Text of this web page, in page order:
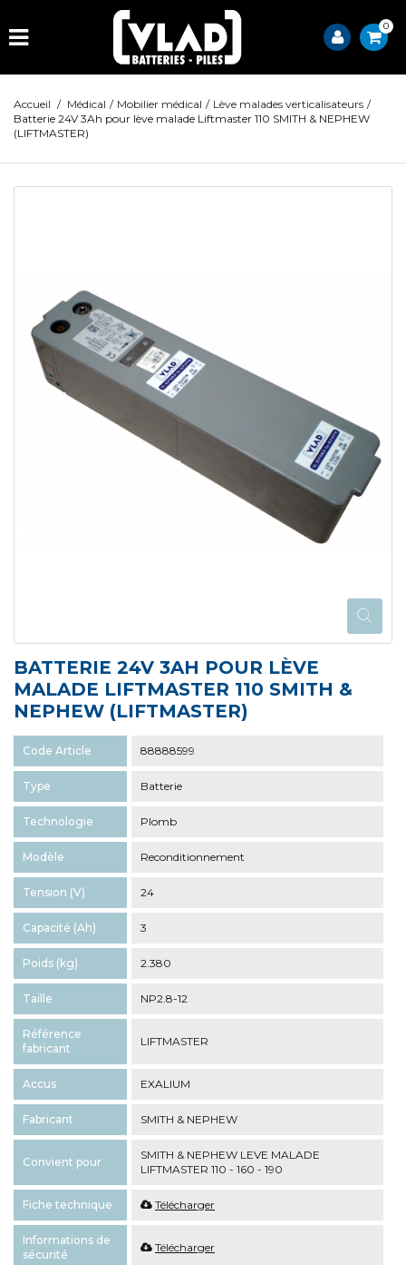
0
Accueil / Médical / Mobilier médical / Lève malades verticalisateurs /
Batterie 24V 3Ah pour lève malade Liftmaster 110 SMITH & NEPHEW
(LIFTMASTER)
BATTERIE 24V 3AH POUR LÈVE
MALADE LIFTMASTER 110 SMITH &
NEPHEW (LIFTMASTER)
Code Article 88888599
Type Batterie
Technologie Plomb
Modèle Reconditionnement
Tension (V) 24
Capacité (Ah) 3
Poids (kg) 2.380
Taille NP2.8-12
Référence
fabricant
LIFTMASTER
Accus EXALIUM
Fabricant SMITH & NEPHEW
Convient pour
SMITH & NEPHEW LEVE MALADE
LIFTMASTER 110 - 160 - 190
Fiche technique Télécharger
Informations de
sécurité
Télécharger